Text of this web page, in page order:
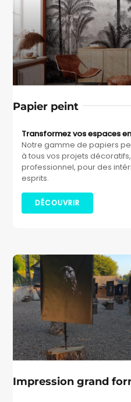
Papier peint
Transformez vos espaces
Notre gamme de papiers
à tous vos projets
professionnel, pour des
esprits.
DÉCOUVRIR
Impression grand